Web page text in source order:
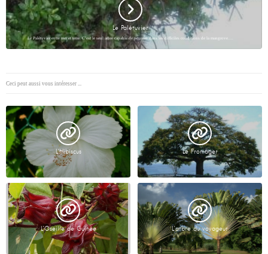
Le Palétuvier
Le Palétuvier entre mer et terre. C’est le seul arbre capable de pousser dans les difficiles conditions de la mangrove.…
Ceci peut aussi vous intéresser ...
L’Hibiscus Le Fromager
L’Oseille de Guinée L’arbre du voyageur